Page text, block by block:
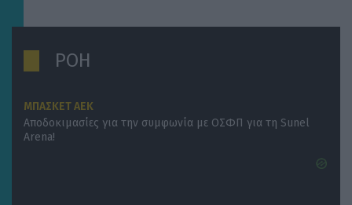
ΡΟΗ
ΜΠΑΣΚΕΤ ΑΕΚ
Αποδοκιμασίες για την συμφωνία με ΟΣΦΠ για τη Sunel
Arena!